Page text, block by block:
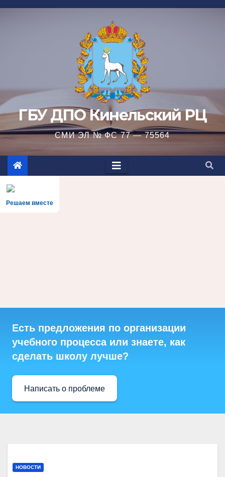
Перейти
ГБУ ДПО Кинельский РЦ
СМИ ЭЛ № ФС 77 — 75564
Решаем вместе
Есть предложения по организации
учебного процесса или знаете, как
сделать школу лучше?
Написать о проблеме
НОВОСТИ